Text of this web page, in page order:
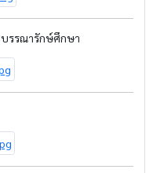
รรณารักษ์ศึกษา